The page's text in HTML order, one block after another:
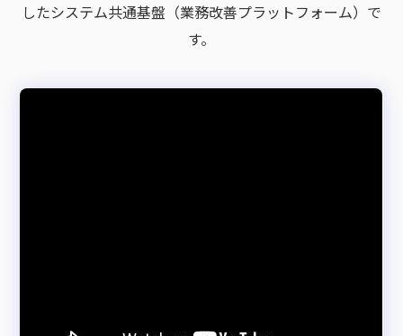
したシステム共通基盤（業務改善プラットフォーム）で
す。